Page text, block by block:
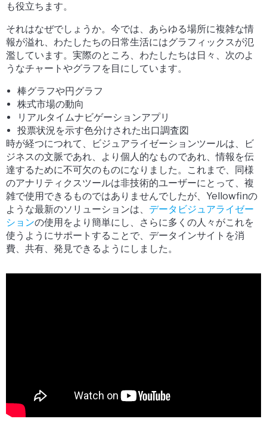
も役立ちます。
それはなぜでしょうか。今では、あらゆる場所に複雑な情
報が溢れ、わたしたちの日常生活にはグラフィックスが氾
濫しています。実際のところ、わたしたちは日々、次のよ
うなチャートやグラフを目にしています。
棒グラフや円グラフ
株式市場の動向
リアルタイムナビゲーションアプリ
投票状況を示す色分けされた出口調査図
時が経つにつれて、ビジュアライゼーションツールは、ビ
ジネスの文脈であれ、より個人的なものであれ、情報を伝
達するために不可欠のものになりました。これまで、同様
のアナリティクスツールは非技術的ユーザーにとって、複
雑で使用できるものではありませんでしたが、Yellowfinの
ような最新のソリューションは、 データビジュアライゼー
ションの使用をより簡単にし、さらに多くの人々がこれを
使うようにサポートすることで、データインサイトを消
費、共有、発見できるようにしました。